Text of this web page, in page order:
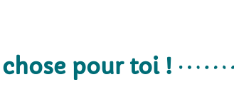
chose pour toi !